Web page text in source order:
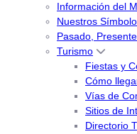
Información del
Nuestros
Pasado,
Turismo
Fiestas y
Cómo
Vías de
Sitios de
Directorio